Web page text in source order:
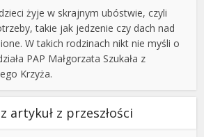
żyje w skrajnym ubóstwie, czyli
takie jak jedzenie czy dach nad
W takich rodzinach nikt nie myśli o
PAP Małgorzata Szukała z
Krzyża.
artykuł z przeszłości